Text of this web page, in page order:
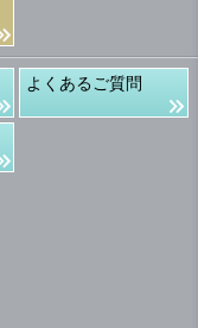
よくあるご質問